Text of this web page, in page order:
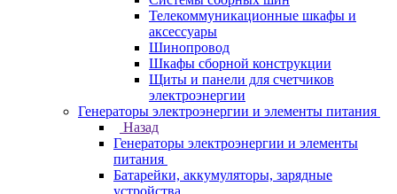
Телекоммуникационные шкафы и
аксессуары
Шинопровод
Шкафы сборной конструкции
Щиты и панели для счетчиков
электроэнергии
Генераторы электроэнергии и элементы питания
Назад
Генераторы электроэнергии и элементы
питания
Батарейки, аккумуляторы, зарядные
устройства